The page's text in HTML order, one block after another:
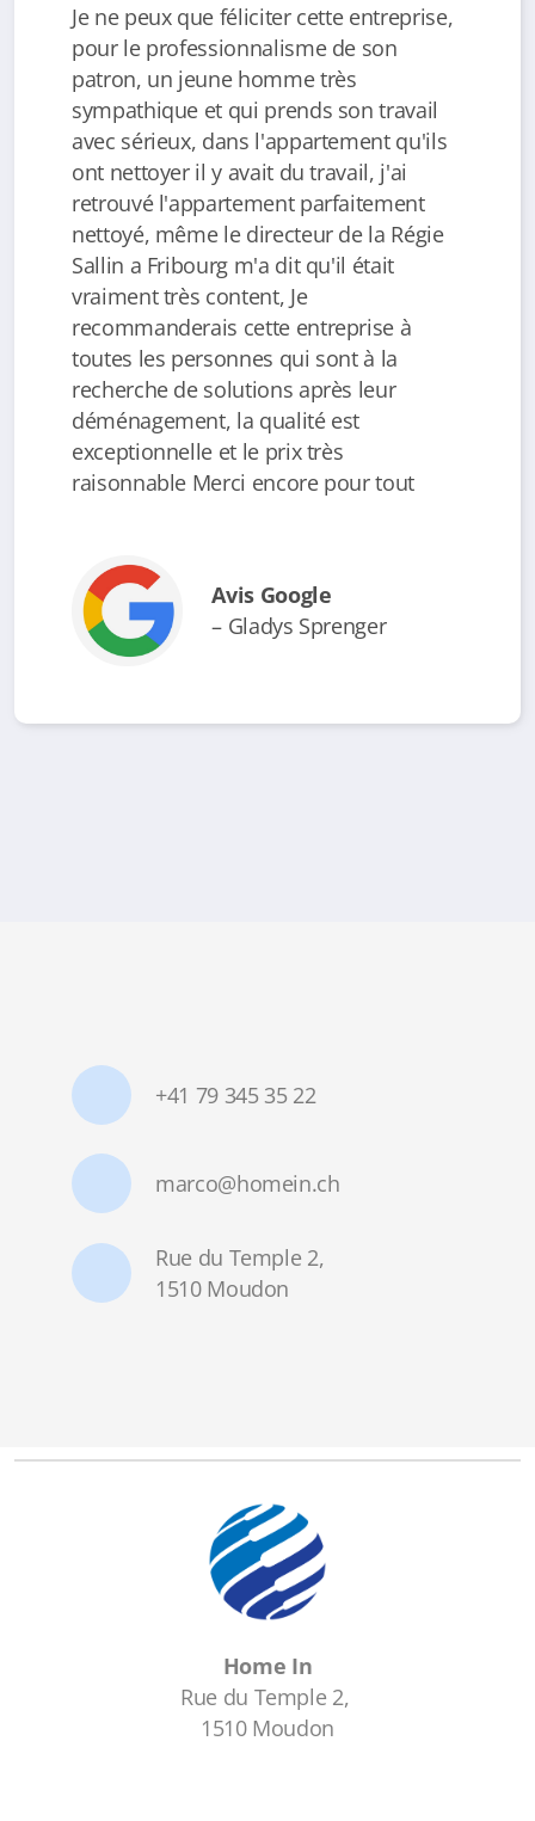
Je ne peux que féliciter cette entreprise,
pour le professionnalisme de son
patron, un jeune homme très
sympathique et qui prends son travail
avec sérieux, dans l'appartement qu'ils
ont nettoyer il y avait du travail, j'ai
retrouvé l'appartement parfaitement
nettoyé, même le directeur de la Régie
Sallin a Fribourg m'a dit qu'il était
vraiment très content, Je
recommanderais cette entreprise à
toutes les personnes qui sont à la
recherche de solutions après leur
déménagement, la qualité est
exceptionnelle et le prix très
raisonnable Merci encore pour tout
Avis Google
– Gladys Sprenger
+41 79 345 35 22
marco@homein.ch
Rue du Temple 2,
1510 Moudon
Home In
Rue du Temple 2,
1510 Moudon